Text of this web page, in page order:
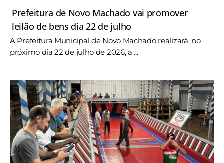
Prefeitura de Novo Machado vai promover
leilão de bens dia 22 de julho
A Prefeitura Municipal de Novo Machado realizará, no
próximo dia 22 de julho de 2026, a ...